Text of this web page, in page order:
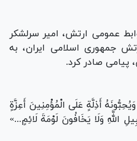
عمومی ارتش، امیر سرلشکر
جمهوری اسلامی ایران، به
پیامی صادر کرد.
أَذِلَّةٍ عَلَى الْمُؤْمِنِینَ أَعِزَّةٍ
اللَّهِ وَلَا یَخَافُونَ لَوْمَةَ لَائِمٍ...»